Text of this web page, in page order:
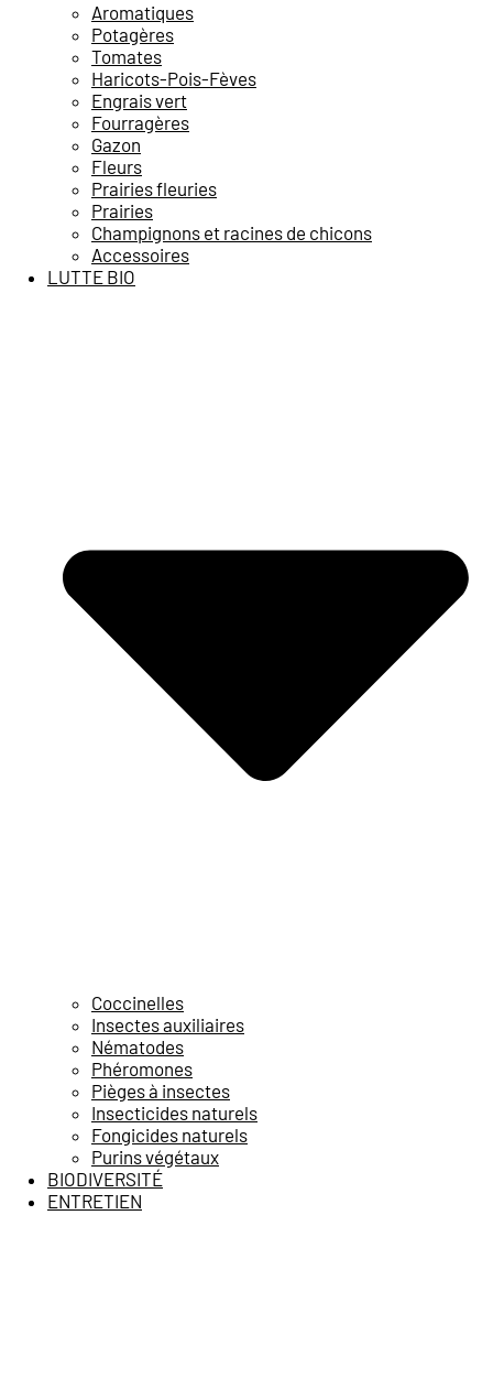
Aromatiques
Potagères
Tomates
Haricots-Pois-Fèves
Engrais vert
Fourragères
Gazon
Fleurs
Prairies fleuries
Prairies
Champignons et racines de chicons
Accessoires
LUTTE BIO
Coccinelles
Insectes auxiliaires
Nématodes
Phéromones
Pièges à insectes
Insecticides naturels
Fongicides naturels
Purins végétaux
BIODIVERSITÉ
ENTRETIEN